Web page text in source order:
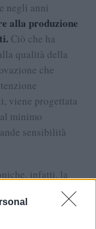
negli anni
alla produzione
Ciò che ha
qualità della
che
viene progettata
minimo
sensibilità
infatti, la
prepotenza
forza dell'intero